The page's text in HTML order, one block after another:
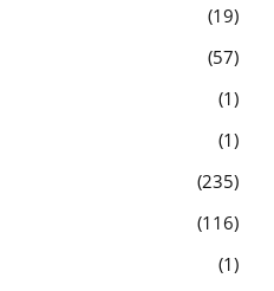
19
57
1
1
235
116
1